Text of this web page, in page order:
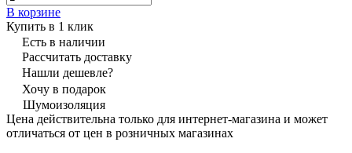
В корзине
Купить в 1 клик
Есть в наличии
Рассчитать доставку
Нашли дешевле?
Хочу в подарок
Шумоизоляция
Цена действительна только для интернет-магазина и может
отличаться от цен в розничных магазинах